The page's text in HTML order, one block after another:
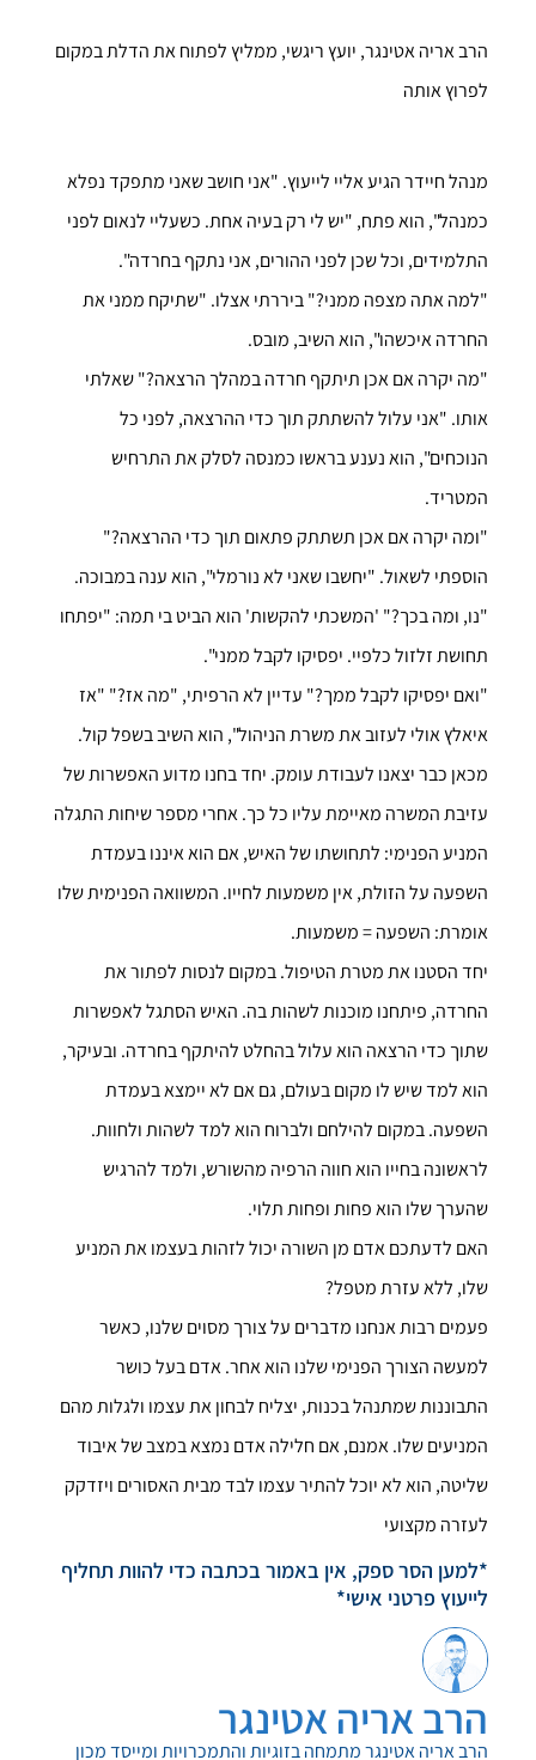
הרב אריה אטינגר, יועץ ריגשי, ממליץ לפתוח את הדלת במקום
לפרוץ אותה
מנהל חיידר הגיע אליי לייעוץ. "אני חושב שאני מתפקד נפלא
כמנהל", הוא פתח, "יש לי רק בעיה אחת. כשעליי לנאום לפני
התלמידים, וכל שכן לפני ההורים, אני נתקף בחרדה".
"למה אתה מצפה ממני?" ביררתי אצלו. "שתיקח ממני את
החרדה איכשהו", הוא השיב, מובס.
"מה יקרה אם אכן תיתקף חרדה במהלך הרצאה?" שאלתי
אותו. "אני עלול להשתתק תוך כדי ההרצאה, לפני כל
הנוכחים", הוא נענע בראשו כמנסה לסלק את התרחיש
המטריד.
"ומה יקרה אם אכן תשתתק פתאום תוך כדי ההרצאה?"
הוספתי לשאול. "יחשבו שאני לא נורמלי", הוא ענה במבוכה.
"נו, ומה בכך?" 'המשכתי להקשות' הוא הביט בי תמה: "יפתחו
תחושת זלזול כלפיי. יפסיקו לקבל ממני".
"ואם יפסיקו לקבל ממך?" עדיין לא הרפיתי, "מה אז?" "אז
איאלץ אולי לעזוב את משרת הניהול", הוא השיב בשפל קול.
מכאן כבר יצאנו לעבודת עומק. יחד בחנו מדוע האפשרות של
עזיבת המשרה מאיימת עליו כל כך. אחרי מספר שיחות התגלה
המניע הפנימי: לתחושתו של האיש, אם הוא איננו בעמדת
השפעה על הזולת, אין משמעות לחייו. המשוואה הפנימית שלו
אומרת: השפעה = משמעות.
יחד הסטנו את מטרת הטיפול. במקום לנסות לפתור את
החרדה, פיתחנו מוכנות לשהות בה. האיש הסתגל לאפשרות
שתוך כדי הרצאה הוא עלול בהחלט להיתקף בחרדה. ובעיקר,
הוא למד שיש לו מקום בעולם, גם אם לא יימצא בעמדת
השפעה. במקום להילחם ולברוח הוא למד לשהות ולחוות.
לראשונה בחייו הוא חווה הרפיה מהשורש, ולמד להרגיש
שהערך שלו הוא פחות ופחות תלוי.
האם לדעתכם אדם מן השורה יכול לזהות בעצמו את המניע
שלו, ללא עזרת מטפל?
פעמים רבות אנחנו מדברים על צורך מסוים שלנו, כאשר
למעשה הצורך הפנימי שלנו הוא אחר. אדם בעל כושר
התבוננות שמתנהל בכנות, יצליח לבחון את עצמו ולגלות מהם
המניעים שלו. אמנם, אם חלילה אדם נמצא במצב של איבוד
שליטה, הוא לא יוכל להתיר עצמו לבד מבית האסורים ויזדקק
לעזרה מקצועי
*למען הסר ספק, אין באמור בכתבה כדי להוות תחליף
לייעוץ פרטני אישי*
הרב אריה אטינגר
הרב אריה אטינגר מתמחה בזוגיות והתמכרויות ומייסד מכון